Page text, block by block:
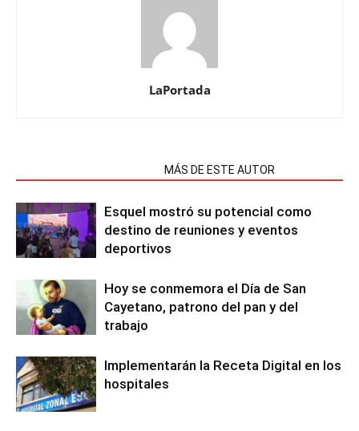
LaPortada
MÁS DE ESTE AUTOR
Esquel mostró su potencial como
destino de reuniones y eventos
deportivos
Hoy se conmemora el Día de San
Cayetano, patrono del pan y del
trabajo
Implementarán la Receta Digital en los
hospitales